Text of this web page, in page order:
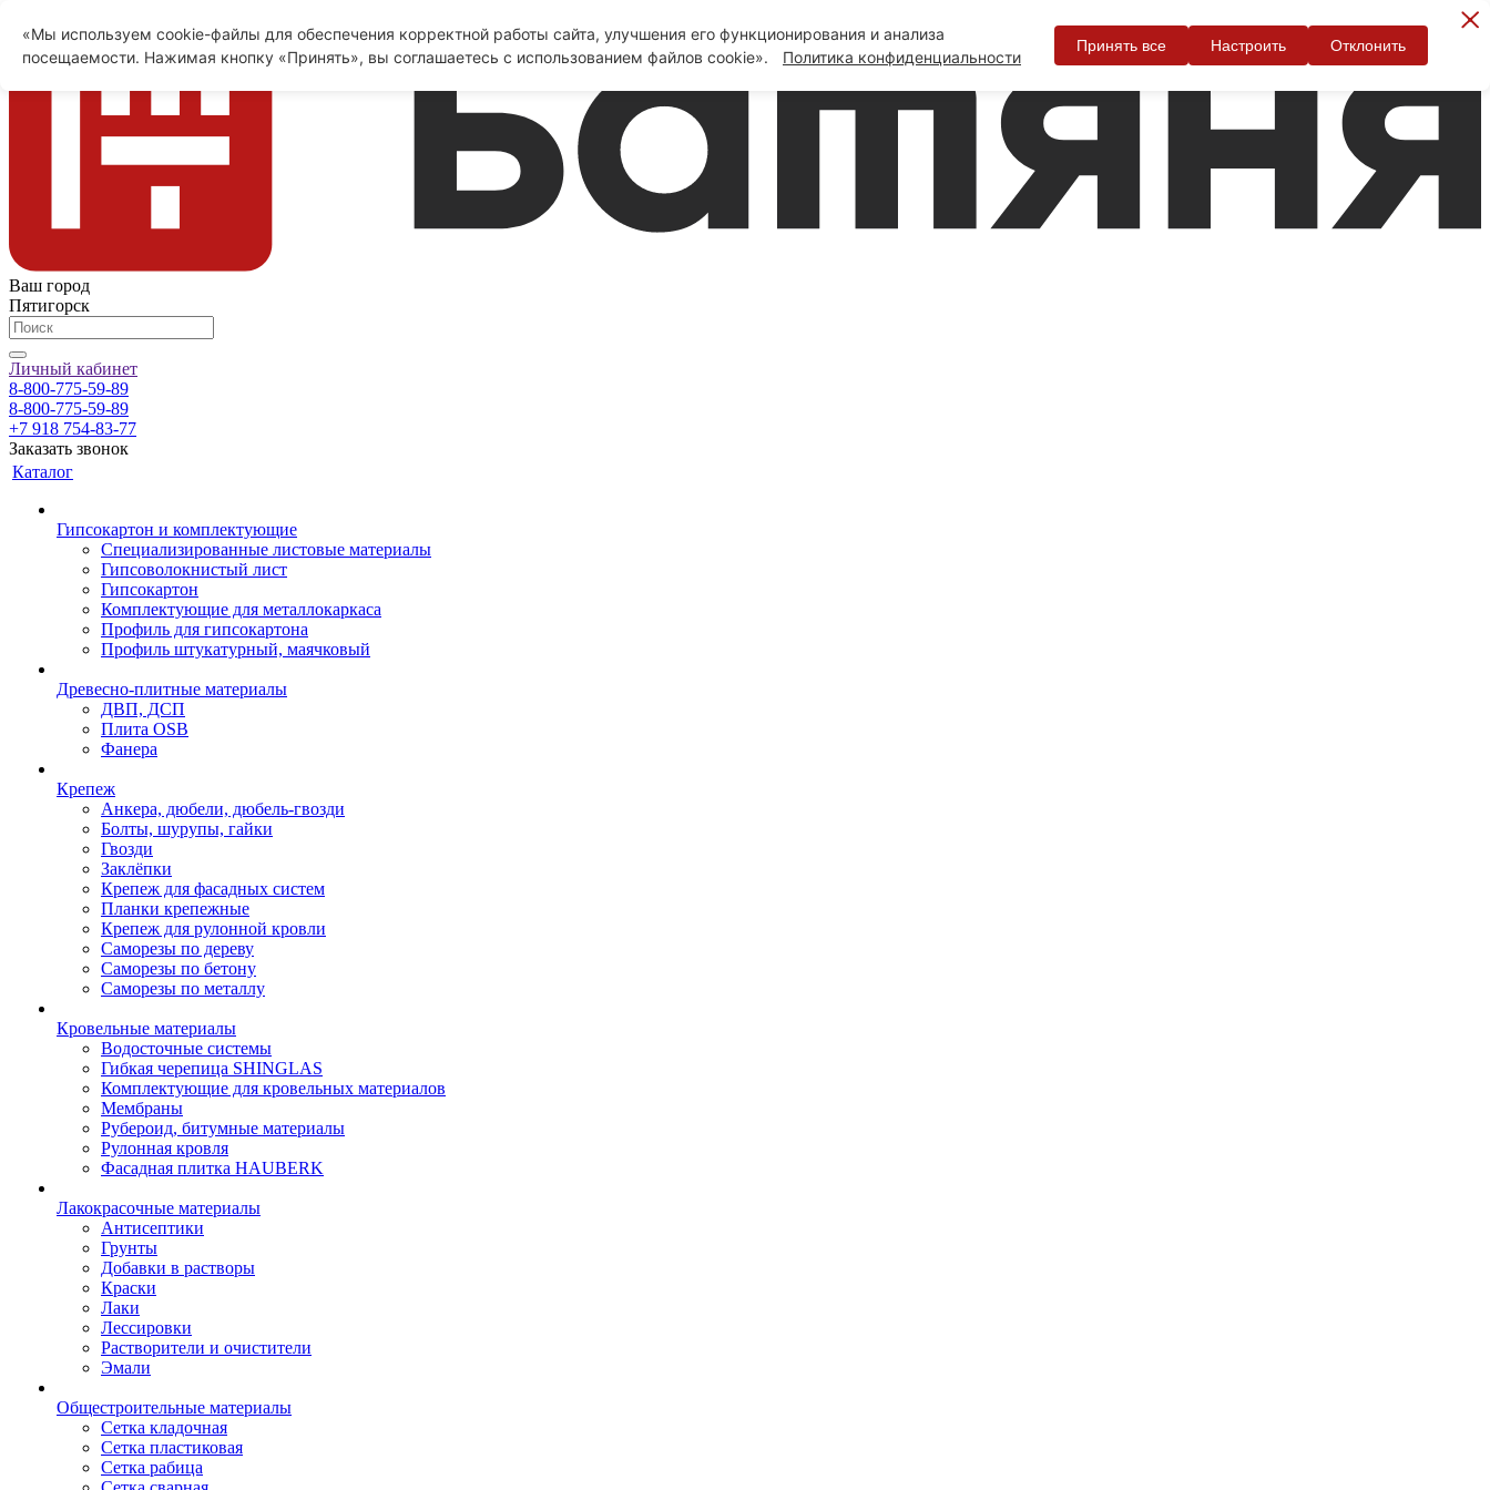
Ваш город
Пятигорск
Личный кабинет
8-800-775-59-89
8-800-775-59-89
+7 918 754-83-77
Заказать звонок
Каталог
Гипсокартон и комплектующие
Специализированные листовые материалы
Гипсоволокнистый лист
Гипсокартон
Комплектующие для металлокаркаса
Профиль для гипсокартона
Профиль штукатурный, маячковый
Древесно-плитные материалы
ДВП, ДСП
Плита OSB
Фанера
Крепеж
Анкера, дюбели, дюбель-гвозди
Болты, шурупы, гайки
Гвозди
Заклёпки
Крепеж для фасадных систем
Планки крепежные
Крепеж для рулонной кровли
Саморезы по дереву
Саморезы по бетону
Саморезы по металлу
Кровельные материалы
Водосточные системы
Гибкая черепица SHINGLAS
Комплектующие для кровельных материалов
Мембраны
Рубероид, битумные материалы
Рулонная кровля
Фасадная плитка HAUBERK
Лакокрасочные материалы
Антисептики
Грунты
Добавки в растворы
Краски
Лаки
Лессировки
Растворители и очистители
Эмали
Общестроительные материалы
Сетка кладочная
Сетка пластиковая
Сетка рабица
«Мы используем cookie-файлы для обеспечения корректной работы сайта, улучшения его функционирования и анализа
посещаемости. Нажимая кнопку «Принять», вы соглашаетесь с использованием файлов cookie».
Политика конфиденциальности
Принять все Настроить Отклонить